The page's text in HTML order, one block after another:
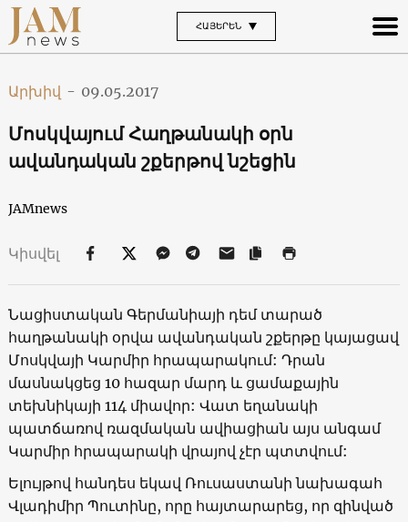
ՀԱՅԵՐԵՆ
Արխիվ - 09.05.2017
Մոսկվայում Հաղթանակի օրն
ավանդական շքերթով նշեցին
JAMnews
Կիսվել
Նացիստական Գերմանիայի դեմ տարած
հաղթանակի օրվա ավանդական շքերթը կայացավ
Մոսկվայի Կարմիր հրապարակում: Դրան
մասնակցեց 10 հազար մարդ և ցամաքային
տեխնիկայի 114 միավոր: Վատ եղանակի
պատճառով ռազմական ավիացիան այս անգամ
Կարմիր հրապարակի վրայով չէր պտտվում:
Ելույթով հանդես եկավ Ռուսաստանի նախագահ
Վլադիմիր Պուտինը, որը հայտարարեց, որ զինված